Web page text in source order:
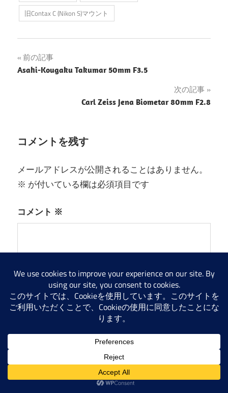
旧Contax C (Nikon S)マウント
投
稿
ゲ
シ
ン
前の記事
Asahi-Kougaku Takumar 50mm F3.5
次の記事
Carl Zeiss Jena Biometar 80mm F2.8
コメントを残す
メールアドレスが公開されることはありません。
※ が付いている欄は必須項目です
コメント ※